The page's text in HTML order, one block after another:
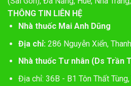
THÔNG TIN LIÊN HỆ
Nhà thuốc Mai Anh Dũng
Địa chỉ:286 Nguyễn Xiển,
Nhà thuốc Tư nhân (Ds Trần
Địa chỉ: 36B - B1 Tôn Thất